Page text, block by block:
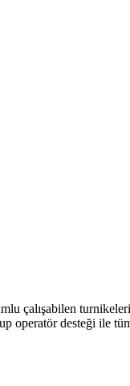
çalışabilen
operatör desteği ile